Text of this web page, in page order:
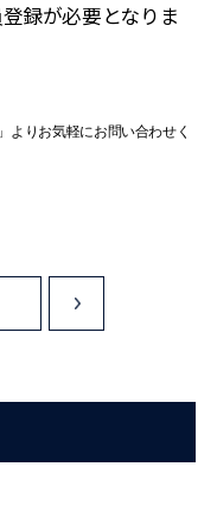
録が必要となりま
よりお気軽にお問い合わせく